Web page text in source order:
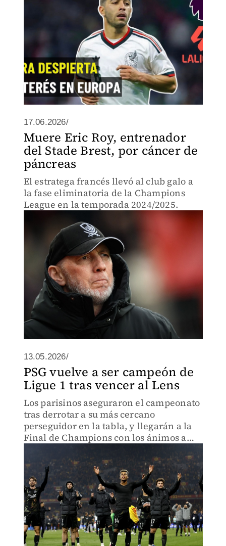
17.06.2026/
Muere Eric Roy, entrenador
del Stade Brest, por cáncer de
páncreas
El estratega francés llevó al club galo a
la fase eliminatoria de la Champions
League en la temporada 2024/2025.
13.05.2026/
PSG vuelve a ser campeón de
Ligue 1 tras vencer al Lens
Los parisinos aseguraron el campeonato
tras derrotar a su más cercano
perseguidor en la tabla, y llegarán a la
Final de Champions con los ánimos a